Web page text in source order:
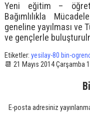
Yeni eğitim –
Bağımlılıkla
geneline yayılması ve
ve gençlerle
Etiketler: yesilay-80 bin-
📆 21 Mayıs 2014
E-posta adresiniz